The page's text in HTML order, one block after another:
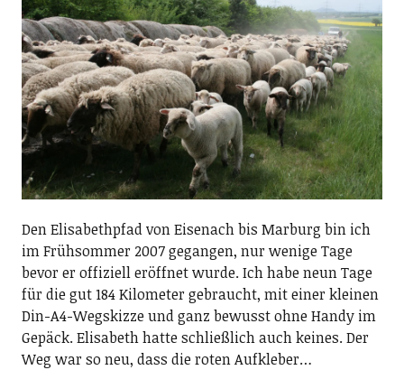
Den Elisabethpfad von Eisenach bis Marburg bin ich
im Frühsommer 2007 gegangen, nur wenige Tage
bevor er offiziell eröffnet wurde. Ich habe neun Tage
für die gut 184 Kilometer gebraucht, mit einer kleinen
Din-A4-Wegskizze und ganz bewusst ohne Handy im
Gepäck. Elisabeth hatte schließlich auch keines. Der
Weg war so neu, dass die roten Aufkleber…